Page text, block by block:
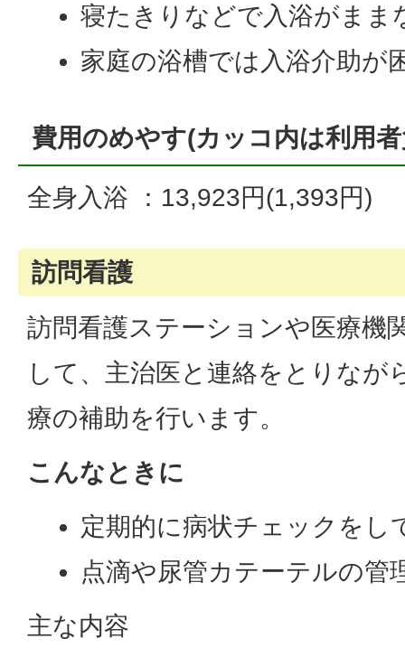
寝たきりなどで入浴がまま
家庭の浴槽では入浴介助が
費用のめやす(カッコ内は利用
全身入浴 ：13,923円(1,393円)
訪問看護
訪問看護ステーションや医療機
して、主治医と連絡をとりなが
療の補助を行います。
こんなときに
定期的に病状チェックをし
点滴や尿管カテーテルの管
主な内容